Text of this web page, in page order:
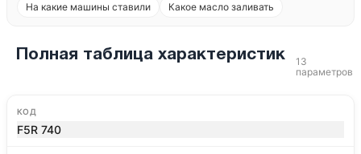
На какие машины ставили
Какое масло заливать
Полная таблица характеристик
13
параметров
КОД
F5R 740